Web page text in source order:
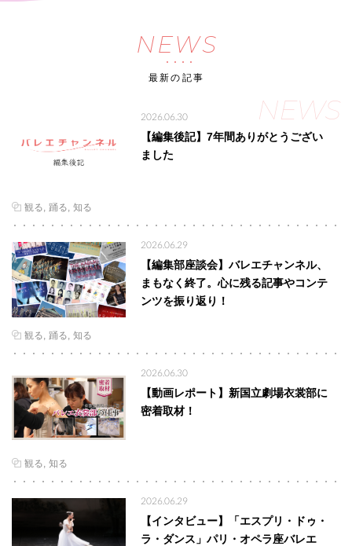
NEWS
最新の記事
NEWS
2026.06.30
【編集後記】7年間ありがとうござい
ました
観る 踊る 知る
2026.06.29
【編集部座談会】バレエチャンネル、
まもなく終了。心に残る記事やコンテ
ンツを振り返り！
観る 踊る 知る
2026.06.30
【動画レポート】新国立劇場衣裳部に
密着取材！
観る 知る
2026.06.29
【インタビュー】「エスプリ・ドゥ・
ラ・ダンス」パリ・オペラ座バレエ